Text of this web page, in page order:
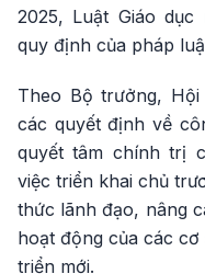
2025, Luật Giáo
quy định của pháp
Theo Bộ trưởng,
các quyết định về
quyết tâm chính trị
việc triển khai chủ
thức lãnh đạo, nâng
hoạt động của các
triển mới.